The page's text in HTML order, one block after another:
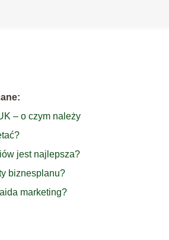
– o czym należy
jest najlepsza?
biznesplanu?
marketing?